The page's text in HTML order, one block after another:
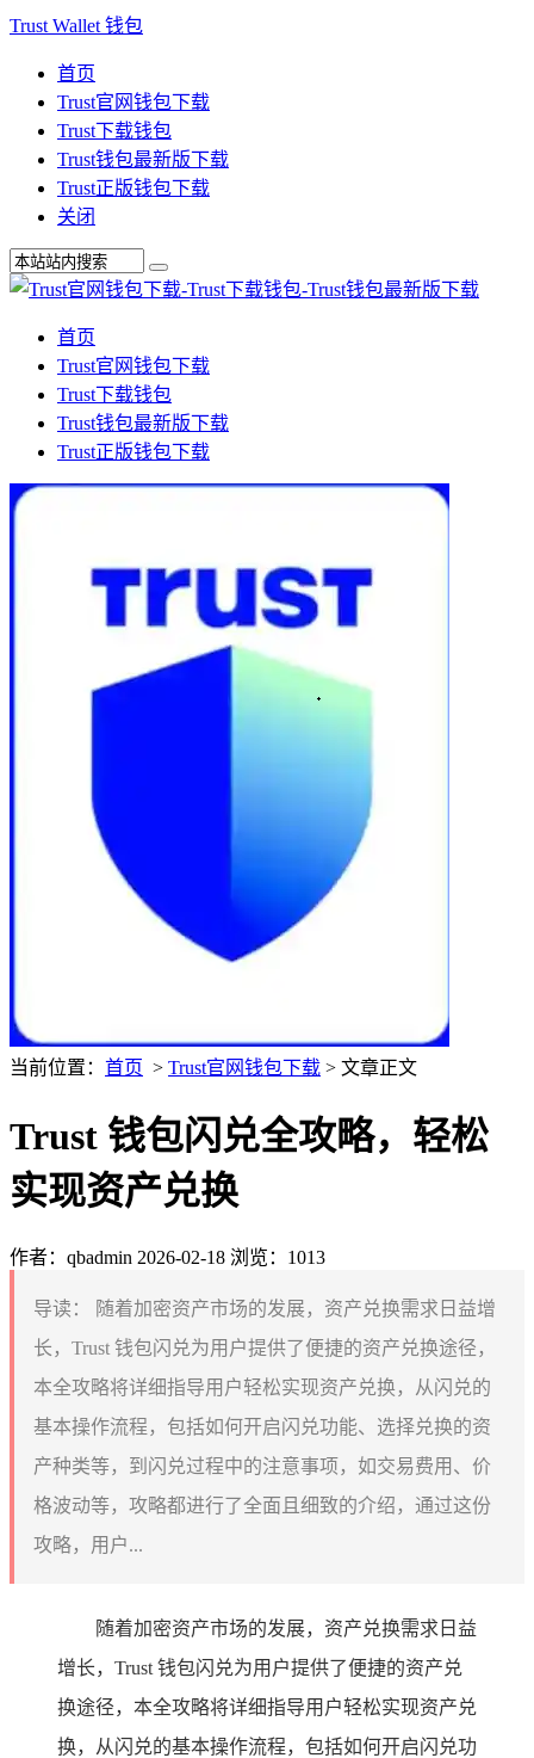
Trust Wallet 钱包
首页
Trust官网钱包下载
Trust下载钱包
Trust钱包最新版下载
Trust正版钱包下载
关闭
首页
Trust官网钱包下载
Trust下载钱包
Trust钱包最新版下载
Trust正版钱包下载
当前位置： 首页 > Trust官网钱包下载 > 文章正文
Trust 钱包闪兑全攻略，轻松
实现资产兑换
作者：qbadmin 2026-02-18 浏览：1013
导读：
随着加密资产市场的发展，资产兑换需求日益增
长，Trust 钱包闪兑为用户提供了便捷的资产兑换途径，
本全攻略将详细指导用户轻松实现资产兑换，从闪兑的
基本操作流程，包括如何开启闪兑功能、选择兑换的资
产种类等，到闪兑过程中的注意事项，如交易费用、价
格波动等，攻略都进行了全面且细致的介绍，通过这份
攻略，用户...
随着加密资产市场的发展，资产兑换需求日益
增长，Trust 钱包闪兑为用户提供了便捷的资产兑
换途径，本全攻略将详细指导用户轻松实现资产兑
换，从闪兑的基本操作流程，包括如何开启闪兑功